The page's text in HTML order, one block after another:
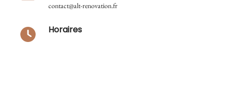
contact@alt-renovation.fr
Horaires